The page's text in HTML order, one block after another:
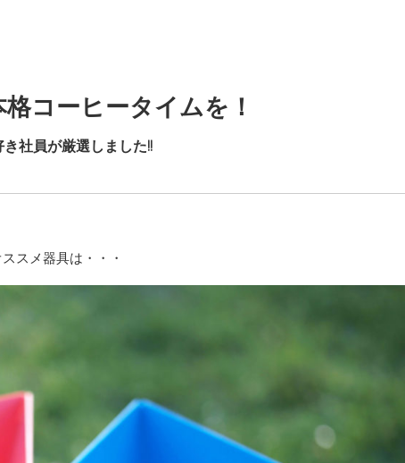
コーヒータイムを！
社員が厳選しました!!
スメ器具は・・・